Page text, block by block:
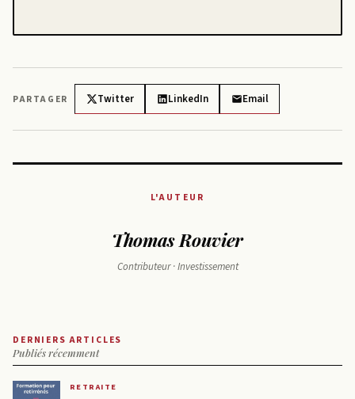
PARTAGER Twitter LinkedIn Email
L'AUTEUR
Thomas Rouvier
Contributeur · Investissement
DERNIERS ARTICLES
Publiés récemment
RETRAITE